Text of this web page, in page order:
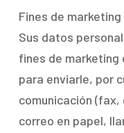
Fines de marketing
Sus datos
fines de marketing
para enviarle, por
comunicación
correo en papel,